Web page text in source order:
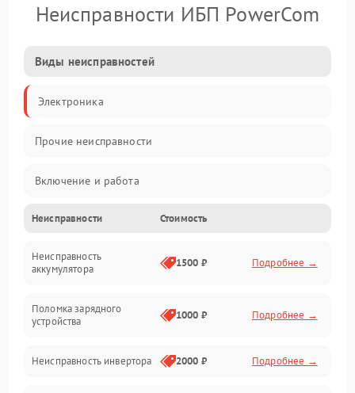
Неисправности ИБП PowerCom
Виды неисправностей
Электроника
Прочие неисправности
Включение и работа
Работа с нагрузкой
Звук и индикация
Неисправности Стоимость
Неисправность
аккумулятора
1500 ₽ Подробнее →
Поломка зарядного
устройства
1000 ₽ Подробнее →
Неисправность инвертора 2000 ₽ Подробнее →